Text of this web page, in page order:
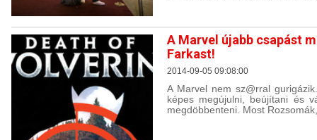
A Marvel újabb csapást
Farkast!
2014-09-05 09:08:00
A Marvel nem sz@rral
képes megújulni, beújítani és
megdöbbenteni. Most